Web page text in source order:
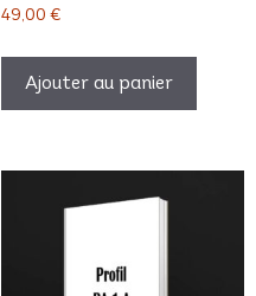
49,00 €
Ajouter au panier